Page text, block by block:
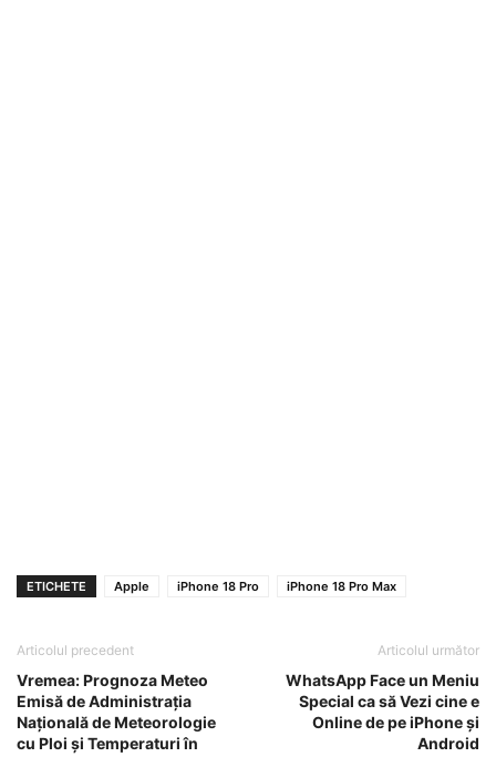
ETICHETE Apple iPhone 18 Pro iPhone 18 Pro Max
Articolul precedent
Vremea: Prognoza Meteo
Emisă de Administrația
Națională de Meteorologie
cu Ploi și Temperaturi în
Articolul următor
WhatsApp Face un Meniu
Special ca să Vezi cine e
Online de pe iPhone și
Android